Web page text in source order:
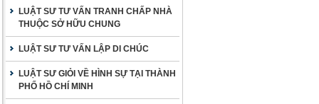
LUẬT SƯ TƯ VẤN TRANH CHẤP NHÀ
THUỘC SỞ HỮU CHUNG
LUẬT SƯ TƯ VẤN LẬP DI CHÚC
LUẬT SƯ GIỎI VỀ HÌNH SỰ TẠI THÀNH
PHỐ HỒ CHÍ MINH